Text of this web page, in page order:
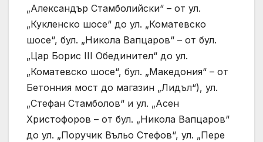
„Александър Стамболийски“ – от ул.
„Кукленско шосе“ до ул. „Коматевско
шосе“, бул. „Никола Вапцаров“ – от бул.
„Цар Борис III Обединител“ до ул.
„Коматевско шосе“, бул. „Македония“ – от
Бетонния мост до магазин „Лидъл“), ул.
„Стефан Стамболов“ и ул. „Асен
Христофоров – от бул. „Никола Вапцаров“
до ул. „Поручик Въльо Стефов“, ул. „Пере